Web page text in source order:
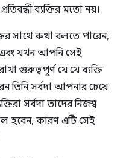
ব্যক্তির মতো নয়।
সাথে কথা বলতে পারেন,
এবং যখন আপনি সেই
গুরুত্বপূর্ণ যে যে ব্যক্তি
তিনি সর্বদা আপনার চেয়ে
সর্বদা তাদের নিজস্ব
হবেন, কারণ এটি সেই